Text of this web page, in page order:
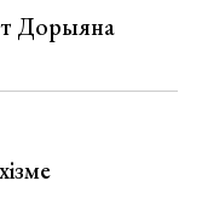
Дорыяна